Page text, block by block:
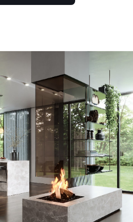
(6x gevraagd) en
Jammer dat
wordt. Ben al
naar het antwoord
de schuld bij anderen
mijzelf wordt neergelegd. "